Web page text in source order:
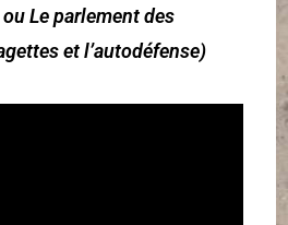
Le parlement des
et l’autodéfense)